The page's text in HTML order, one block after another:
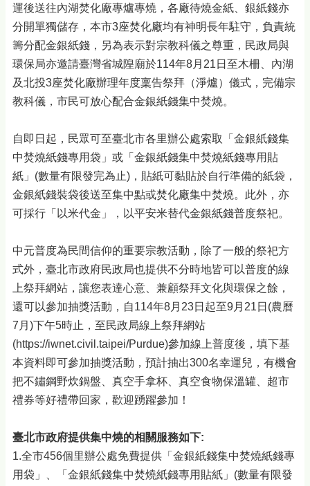
運後送往內湖焚化廠專爐專燒，各廠待燒金紙、銀紙錢亦
分開單獨儲存，本市3座焚化廠均有神明長年駐守，負責統
籌分配金銀紙錢，另為表示對宗教科儀之尊重，民政局與
環保局亦邀請臺灣省城隍廟於114年8月21日至木柵、內湖
及北投3座焚化廠辦理年度稟告祭拜（淨爐）儀式，完備宗
教科儀，市民可放心配合金銀紙錢集中焚燒。
自即日起，民眾可至臺北市各里辦公處索取「金銀紙錢集
中焚燒紙錢專用袋」或「金銀紙錢集中焚燒紙錢專用貼
紙」(數量有限發完為止)，貼紙可黏貼於自行準備的紙袋，
金銀紙錢裝袋後送至集中點或焚化廠集中焚燒。此外，亦
可採行「以米代金」，以平安米替代金銀紙錢普度祭祀。
中元普度為民間信仰的重要宗教活動，除了一般的祭祀方
式外，臺北市政府民政局也提供不分時地皆可以普度的線
上祭拜網站，讓您表達心意、兼顧祭拜文化與環保之餘，
還可以參加抽獎活動，自114年8月23日起至9月21日(農曆
7月)下午5時止，至民政局線上祭拜網站
(https://iwnet.civil.taipei/Purdue)參加線上普度後，填下基
本資料即可參加抽獎活動，預計抽出300名幸運兒，有機會
把不鏽鋼野炊鍋盤、真空手拿杯、真空食物保溫罐、超市
禮券等好禮帶回家，歡迎踴躍參加！
臺北市政府提供集中燒的相關服務如下:
1.全市456個里辦公處免費提供「金銀紙錢集中焚燒紙錢專
用袋」、「金銀紙錢集中焚燒紙錢專用貼紙」(數量有限發